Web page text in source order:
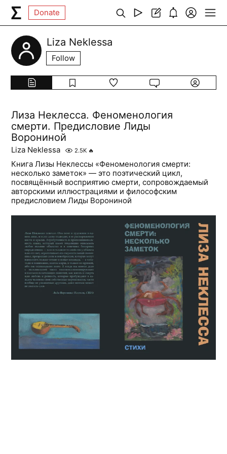
Donate
Liza Neklessa
Follow
Лиза Неклесса. Феноменология
смерти. Предисловие Лиды
Ворониной
Liza Neklessa 2.5K 🔥
Книга Лизы Неклессы «Феноменология смерти:
несколько заметок» — это поэтический цикл,
посвящённый восприятию смерти, сопровождаемый
авторскими иллюстрациями и философским
предисловием Лиды Ворониной